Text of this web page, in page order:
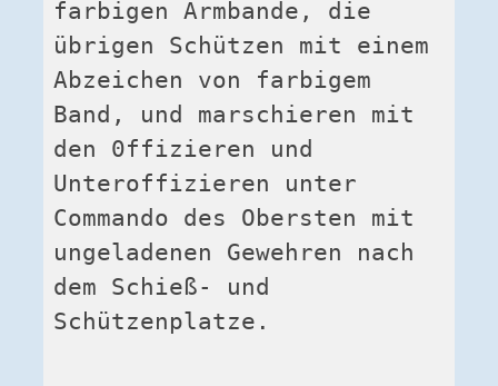
farbigen Armbande, die
übrigen Schützen mit einem
Abzeichen von farbigem
Band, und marschieren mit
den 0ffizieren und
Unteroffizieren unter
Commando des Obersten mit
ungeladenen Gewehren nach
dem Schieß- und
Schützenplatze.